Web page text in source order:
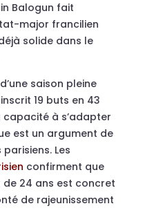
Balogun fait
major francilien
solide dans le
saison pleine
19 buts en 43
à s’adapter
est un argument de
Les
confirment que
de 24 ans est concret
de rajeunissement